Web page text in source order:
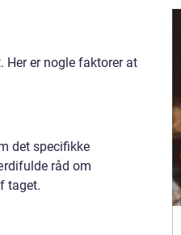
er nogle faktorer at
det specifikke
råd om
taget.